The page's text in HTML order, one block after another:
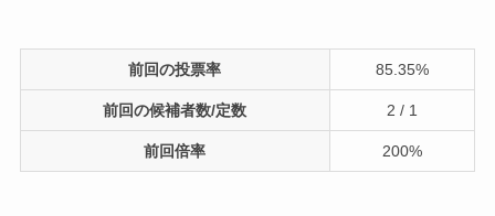
前回の投票率 85.35%
前回の候補者数/定数 2 / 1
前回倍率 200%